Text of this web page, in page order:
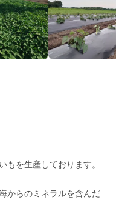
もを生産しております。
からのミネラルを含んだ